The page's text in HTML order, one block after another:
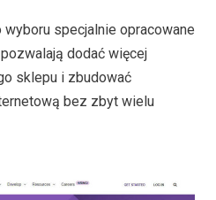
wyboru specjalnie opracowane
dodać więcej
sklepu i zbudować
bez zbyt wielu